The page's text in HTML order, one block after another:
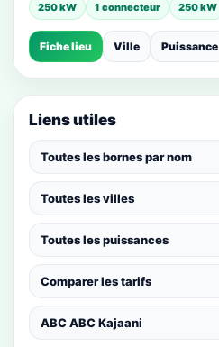
250 kW 1 connecteur 250 kW
Fiche lieu Ville Puissance
Liens utiles
Toutes les bornes par nom
Toutes les villes
Toutes les puissances
Comparer les tarifs
ABC ABC Kajaani